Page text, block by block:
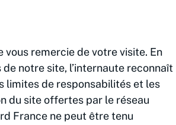
vous remercie de votre visite. En
notre site, l’internaute reconnaît
limites de responsabilités et les
du site offertes par le réseau
France ne peut être tenu